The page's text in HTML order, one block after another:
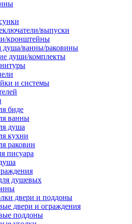
выпуски
кронштейны
душа/ванны/раковины
души/комплекты
и системы
биде
ванны
душа
кухни
раковин
писуара
душевых
двери и поддоны
двери и ограждения
поддоны